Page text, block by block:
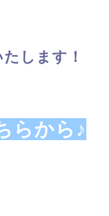
します！
らから♪